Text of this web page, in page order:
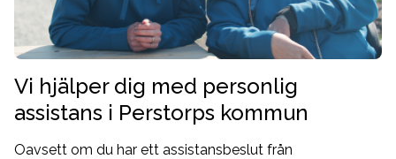
Vi hjälper dig med personlig
assistans i Perstorps kommun
Oavsett om du har ett assistansbeslut från